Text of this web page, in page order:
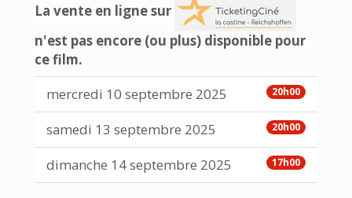
La vente en ligne sur
n'est pas encore (ou plus) disponible pour
ce film.
20h00
mercredi 10 septembre 2025
20h00
samedi 13 septembre 2025
17h00
dimanche 14 septembre 2025